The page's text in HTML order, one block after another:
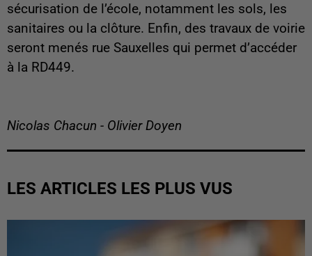
sécurisation de l’école, notamment les sols, les
sanitaires ou la clôture. Enfin, des travaux de voirie
seront menés rue Sauxelles qui permet d’accéder
à la RD449.
Nicolas Chacun - Olivier Doyen
LES ARTICLES LES PLUS VUS